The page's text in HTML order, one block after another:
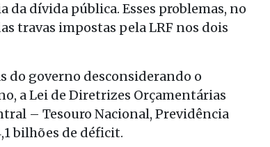
dívida pública. Esses problemas, no
travas impostas pela LRF nos dois
do governo desconsiderando o
a Lei de Diretrizes Orçamentárias
– Tesouro Nacional, Previdência
bilhões de déficit.